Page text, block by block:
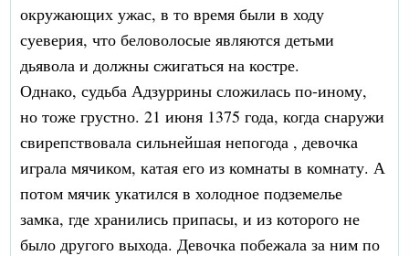
окружающих ужас, в то время были в ходу
суеверия, что беловолосые являются детьми
дьявола и должны сжигаться на костре.
Однако, судьба Адзуррины сложилась по-иному,
но тоже грустно. 21 июня 1375 года, когда снаружи
свирепствовала сильнейшая непогода , девочка
играла мячиком, катая его из комнаты в комнату. А
потом мячик укатился в холодное подземелье
замка, где хранились припасы, и из которого не
было другого выхода. Девочка побежала за ним по